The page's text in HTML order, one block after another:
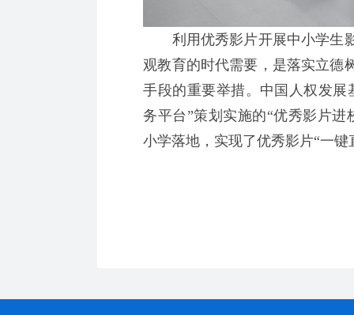
利用优秀影片开展中小学生影
观教育的时代需要，是落实立德
手段的重要举措。中国人权发
务平台”策划实施的“优秀影片
小学落地，实现了优秀影片“一键